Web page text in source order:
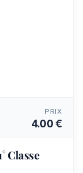
PRIX
4.00 €
Classe